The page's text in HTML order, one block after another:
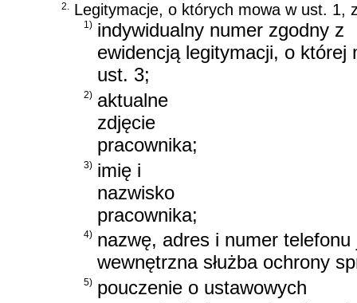
2. Legitymacje, o których mowa w ust. 1,
1) indywidualny numer zgodny z
ewidencją legitymacji, o której
ust. 3;
2) aktualne
zdjęcie
pracownika;
3) imię i
nazwisko
pracownika;
4) nazwę, adres i numer
wewnętrzna służba ochrony
5) pouczenie o ustawowych